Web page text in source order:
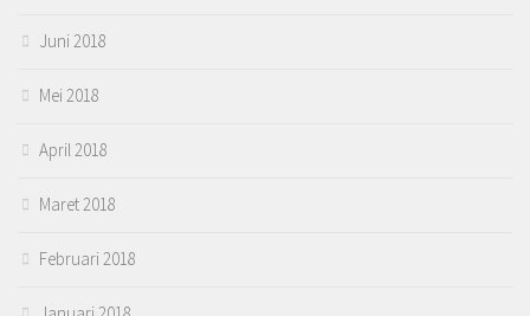
Juni 2018
Mei 2018
April 2018
Maret 2018
Februari 2018